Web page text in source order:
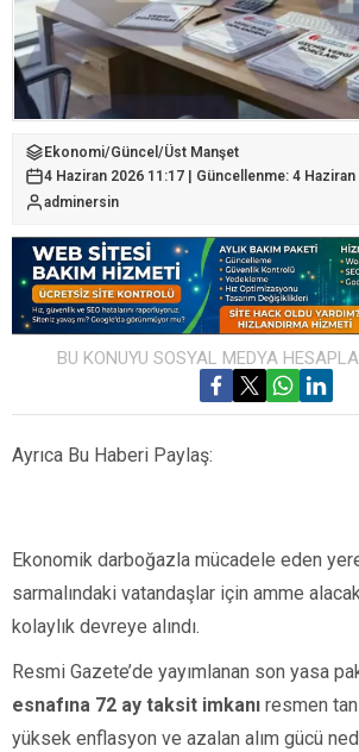
Ekonomi/Güncel /Üst Manşet
4 Haziran 2026 11:17 | Güncellenme: 4 Haziran
adminersin
BU KONUYU SOSYAL MEDYA
Ayrıca Bu Haberi Paylaş:
Ekonomik darboğazla mücadele eden
sarmalındaki vatandaşlar için amme
kolaylık devreye alındı.
Resmi Gazete’de yayımlanan son yasa
esnafına 72 ay taksit imkanı resmen
yüksek enflasyon ve azalan alım gücü